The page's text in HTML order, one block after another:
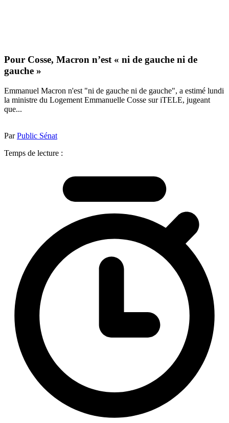
Pour Cosse, Macron n’est « ni de gauche ni de
gauche »
Emmanuel Macron n'est "ni de gauche ni de gauche", a estimé lundi
la ministre du Logement Emmanuelle Cosse sur iTELE, jugeant
que...
ParPublic Sénat
Temps de lecture :